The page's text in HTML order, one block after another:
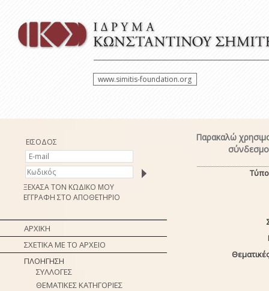
www.simitis-foundation.org
ΕΙΣΟΔΟΣ
ΞΕΧΑΣΑ ΤΟΝ ΚΩΔΙΚΟ ΜΟΥ
ΕΓΓΡΑΦΗ ΣΤΟ ΑΠΟΘΕΤΗΡΙΟ
ΑΡΧΙΚΗ
ΣΧΕΤΙΚΑ ΜΕ ΤΟ ΑΡΧΕΙΟ
ΠΛΟΗΓΗΣΗ
ΣΥΛΛΟΓΕΣ
ΘΕΜΑΤΙΚΕΣ ΚΑΤΗΓΟΡΙΕΣ
Παρακαλώ